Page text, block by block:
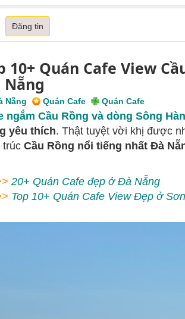
Đăng tin
10+ Quán Cafe View
Nẵng Quán Cafe Quán Cafe
ngắm Cầu Rồng và dòng Sông Hàn
yêu thích. Thật tuyệt vời khị được
trúc Cầu Rồng nổi tiếng nhất Đà
20+ Quán Cafe đẹp ở Đà Nẵng
Top 10+ Quán Cafe View Đẹp ở